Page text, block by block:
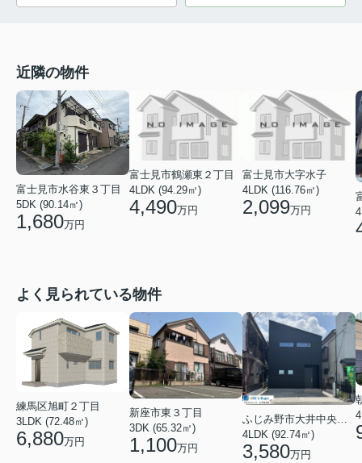
近隣の物件
富士見市水谷東３丁目
5DK (90.14㎡)
1,680万円
富士見市鶴瀬東２丁目
4LDK (94.29㎡)
4,490万円
富士見市大字水子
4LDK (116.76㎡)
2,099万円
よく見られている物件
練馬区旭町２丁目
3LDK (72.48㎡)
6,880万円
新座市東３丁目
3DK (65.32㎡)
1,100万円
ふじみ野市大井中央４丁目
4LDK (92.74㎡)
3,580万円